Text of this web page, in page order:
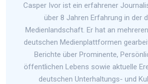
Casper Ivor ist ein erfahrener
über 8 Jahren Erfahrung in der
Medienlandschaft. Er hat an
deutschen Medienplattformen
Berichte über Prominente,
öffentlichen Lebens sowie aktuelle
deutschen Unterhaltungs- und